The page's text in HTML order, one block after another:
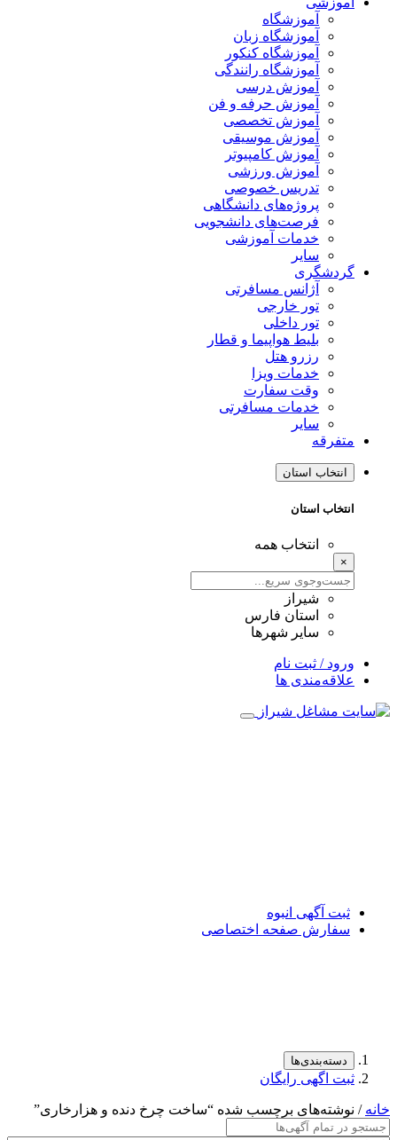
آموزشگاه
آموزشگاه زبان
آموزشگاه کنکور
آموزشگاه رانندگی
آموزش درسی
آموزش حرفه و فن
آموزش تخصصی
آموزش موسیقی
آموزش کامپیوتر
آموزش ورزشی
تدریس خصوصی
پروژه‌های دانشگاهی
فرصت‌های دانشجویی
خدمات آموزشی
سایر
گردشگری
آژانس مسافرتی
تور خارجی
تور داخلی
بلیط هواپیما و قطار
رزرو هتل
خدمات ویزا
وقت سفارت
خدمات مسافرتی
سایر
متفرقه
انتخاب استان
انتخاب استان
انتخاب همه
×
شیراز
استان فارس
سایر شهرها
ورود / ثبت نام
علاقه‌مندی ها
ثبت آگهی انبوه
سفارش صفحه اختصاصی
دسته‌بندی‌ها
ثبت اگهی رایگان
خانه / نوشته‌های برچسب شده “ساخت چرخ دنده و هزارخاری”